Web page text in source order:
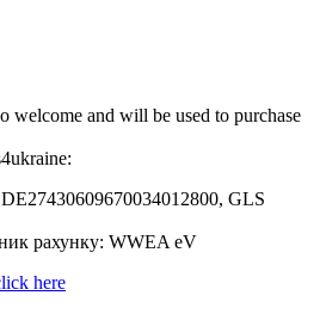
welcome and will be used to purchase
GLS
рахунку: WWEA eV
here